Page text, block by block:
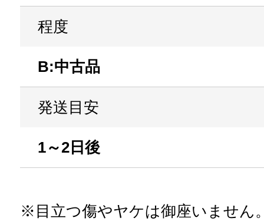
程度
B:中古品
発送目安
1～2日後
※目立つ傷やヤケは御座いません